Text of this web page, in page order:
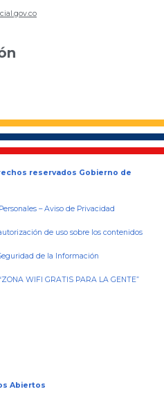
reservados Gobierno de
–Aviso de Privacidad
de uso sobre los contenidos
de la Información
WIFI GRATIS PARA LA GENTE”
Abiertos